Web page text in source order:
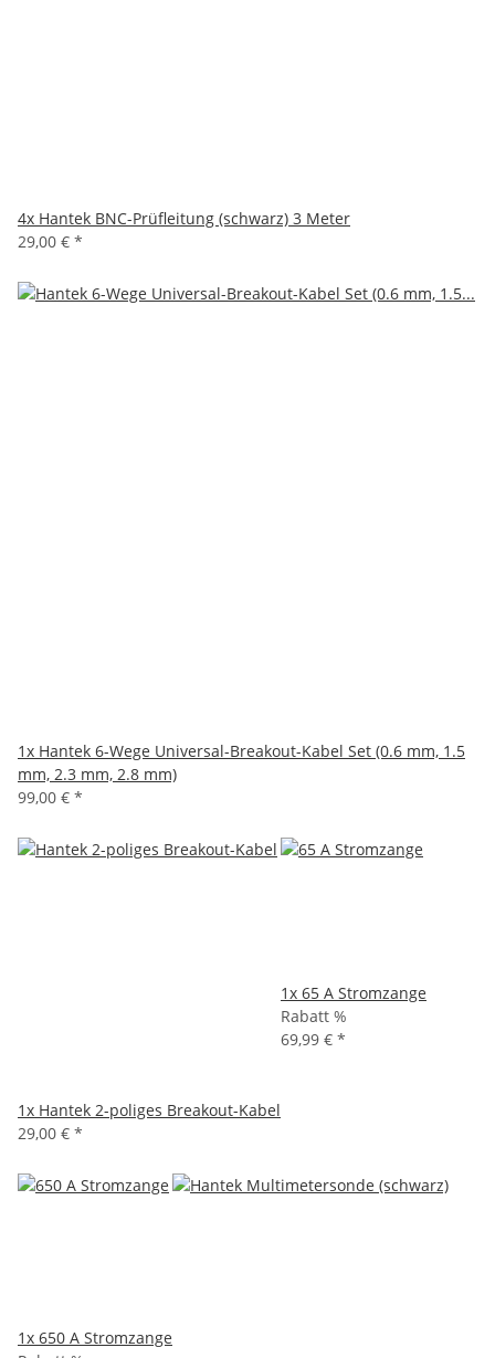
4x Hantek BNC-Prüfleitung (schwarz) 3 Meter
29,00 € *
1x Hantek 6-Wege Universal-Breakout-Kabel Set (0.6 mm, 1.5
mm, 2.3 mm, 2.8 mm)
99,00 € *
1x Hantek 2-poliges Breakout-Kabel
29,00 € *
1x 65 A Stromzange
Rabatt %
69,99 € *
1x 650 A Stromzange